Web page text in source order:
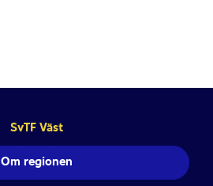
SvTF Väst
Om regionen